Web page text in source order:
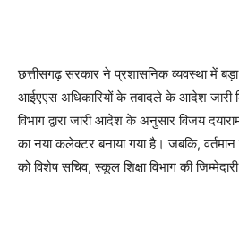
छत्तीसगढ़ सरकार ने प्रशासनिक व्यवस्था में
आईएएस अधिकारियों के तबादले के आदेश जारी
विभाग द्वारा जारी आदेश के अनुसार विजय
का नया कलेक्टर बनाया गया है। जबकि,
को विशेष सचिव, स्कूल शिक्षा विभाग की